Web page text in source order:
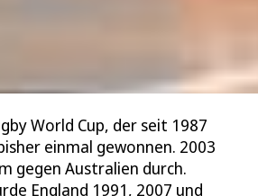
World Cup, der seit 1987
einmal gewonnen. 2003
gegen Australien durch.
England 1991, 2007 und